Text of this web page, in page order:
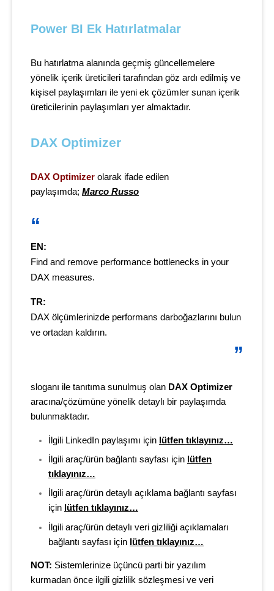
Power BI Ek Hatırlatmalar
Bu hatırlatma alanında geçmiş güncellemelere
yönelik içerik üreticileri tarafından göz ardı edilmiş ve
kişisel paylaşımları ile yeni ek çözümler sunan içerik
üreticilerinin paylaşımları yer almaktadır.
DAX Optimizer
DAX Optimizer olarak ifade edilen
paylaşımda; Marco Russo
EN:
Find and remove performance bottlenecks in your
DAX measures.
TR:
DAX ölçümlerinizde performans darboğazlarını bulun
ve ortadan kaldırın.
sloganı ile tanıtıma sunulmuş olan DAX Optimizer
aracına/çözümüne yönelik detaylı bir paylaşımda
bulunmaktadır.
İlgili LinkedIn paylaşımı için lütfen tıklayınız…
İlgili araç/ürün bağlantı sayfası için lütfen
tıklayınız…
İlgili araç/ürün detaylı açıklama bağlantı sayfası
için lütfen tıklayınız…
İlgili araç/ürün detaylı veri gizliliği açıklamaları
bağlantı sayfası için lütfen tıklayınız…
NOT: Sistemlerinize üçüncü parti bir yazılım
kurmadan önce ilgili gizlilik sözleşmesi ve veri